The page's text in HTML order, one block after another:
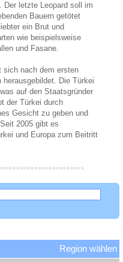
Der letzte Leopard soll im
Bauern getötet
ein Brut und
wie beispielsweise
und Fasane.
sich nach dem ersten
Die Türkei
auf den Staatsgründer
der Türkei durch
Gesicht zu geben und
2005 gibt es
und Europa zum Beitritt
Region wählen